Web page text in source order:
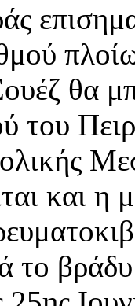
θα
του
και
το βράδυ